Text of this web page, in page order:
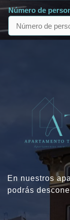
Número de
En nuestros
podrás